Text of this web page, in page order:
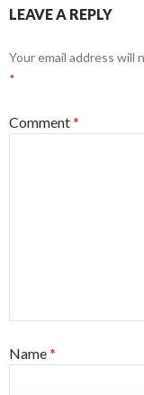
LEAVE A REPLY
Your email address will
*
Comment*
Name*